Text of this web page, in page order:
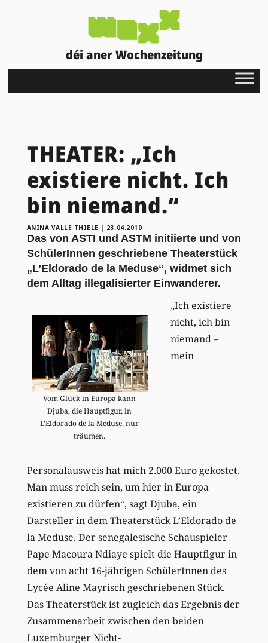
déi aner Wochenzeitung
THEATER: „Ich
existiere nicht. Ich
bin niemand.“
ANINA VALLE THIELE | 23.04.2010
Das von ASTI und ASTM initiierte und von
SchülerInnen geschriebene Theaterstück
„L’Eldorado de la Meduse“, widmet sich
dem Alltag illegalisierter Einwanderer.
Vom Glück in Europa kann
Djuba, die Hauptfigur, in
L’Eldorado de la Meduse, nur
träumen.
„Ich existiere
nicht, ich bin
niemand –
mein
Personalausweis hat mich 2.000 Euro gekostet.
Man muss reich sein, um hier in Europa
existieren zu dürfen“, sagt Djuba, ein
Darsteller in dem Theaterstück L’Eldorado de
la Meduse. Der senegalesische Schauspieler
Pape Macoura Ndiaye spielt die Hauptfigur in
dem von acht 16-jährigen SchülerInnen des
Lycée Aline Mayrisch geschriebenen Stück.
Das Theaterstück ist zugleich das Ergebnis der
Zusammenarbeit zwischen den beiden
Luxemburger Nicht-